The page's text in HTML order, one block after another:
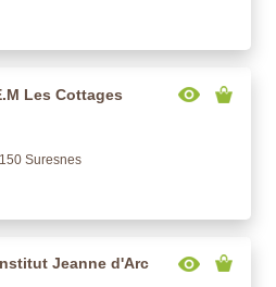
Les Cottages
Suresnes
Jeanne d'Arc